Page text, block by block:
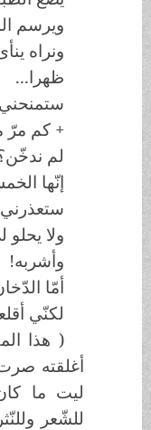
ويرسم
ونراه
ظهرا...
ستمنحني
+ كم مرّ
لم ندخّن؟
إنّها
ستعذرني،
ولا يحلو
وأشربه!
أمّا الدّخان
لكنّي
( هذا
أغلقته صرت
ليت ما كان
للشّعر